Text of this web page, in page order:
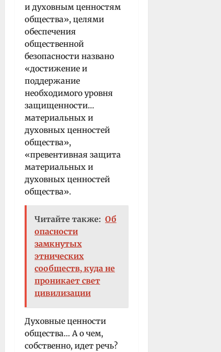
и духовным ценностям
общества», целями
обеспечения
общественной
безопасности названо
«достижение и
поддержание
необходимого уровня
защищенности…
материальных и
духовных ценностей
общества»,
«превентивная защита
материальных и
духовных ценностей
общества».
Читайте также: Об
опасности
замкнутых
этнических
сообществ, куда не
проникает свет
цивилизации
Духовные ценности
общества… А о чем,
собственно, идет речь?